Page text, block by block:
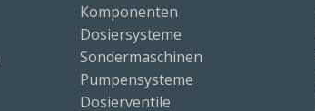
Komponenten
Dosiersysteme
Sondermaschinen
Pumpensysteme
Dosierventile